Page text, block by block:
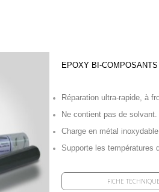
EPOXY BI-COMPOSANTS
Réparation ultra-rapide, à
Ne contient pas de solvant.
Charge en métal
Supporte les températures
FICHE TECHNIQUE